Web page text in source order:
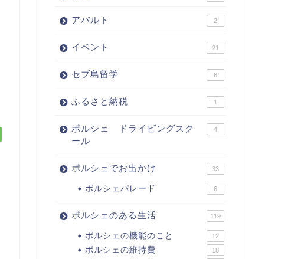
アバルト 2
イベント 21
セブ島留学 6
ふるさと納税 1
ポルシェ ドライビングスク
ール
4
ポルシェでお出かけ 33
ポルシェパレード 6
ポルシェのある生活 119
ポルシェの機能のこと 12
ポルシェの維持費 18